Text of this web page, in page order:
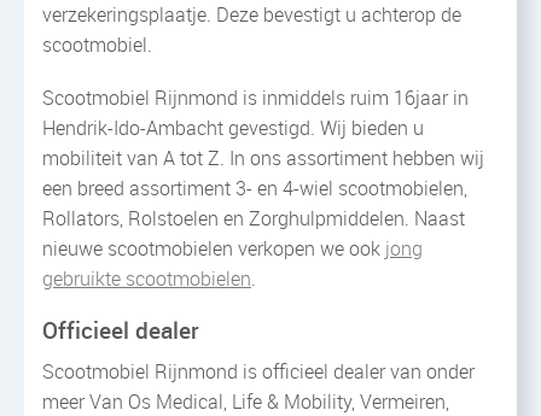
verzekeringsplaatje. Deze bevestigt u achterop de
scootmobiel.
Scootmobiel Rijnmond is inmiddels ruim 16jaar in
Hendrik-Ido-Ambacht gevestigd. Wij bieden u
mobiliteit van A tot Z. In ons assortiment hebben wij
een breed assortiment 3- en 4-wiel scootmobielen,
Rollators, Rolstoelen en Zorghulpmiddelen. Naast
nieuwe scootmobielen verkopen we ook jong
gebruikte scootmobielen.
Officieel dealer
Scootmobiel Rijnmond is officieel dealer van onder
meer Van Os Medical, Life & Mobility, Vermeiren,